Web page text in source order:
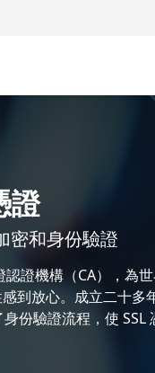
證
密和身份驗證
證機構（CA），為
到放心。成立二十
份驗證流程，使 SSL